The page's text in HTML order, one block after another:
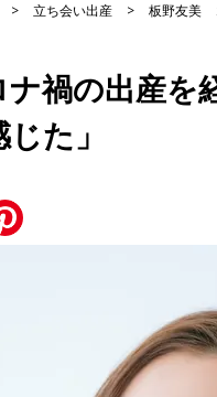
立ち会い出産 板野友美
禍の出産を
た」